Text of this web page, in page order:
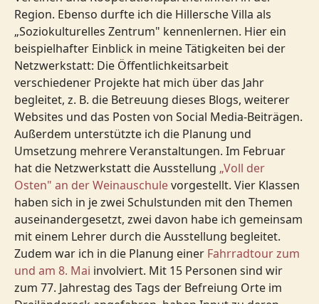
Region. Ebenso durfte ich die Hillersche Villa als
„Soziokulturelles Zentrum" kennenlernen. Hier ein
beispielhafter Einblick in meine Tätigkeiten bei der
Netzwerkstatt: Die Öffentlichkeitsarbeit
verschiedener Projekte hat mich über das Jahr
begleitet, z. B. die Betreuung dieses Blogs, weiterer
Websites und das Posten von Social Media-Beiträgen.
Außerdem unterstützte ich die Planung und
Umsetzung mehrere Veranstaltungen. Im Februar
hat die Netzwerkstatt die Ausstellung „Voll der
Osten" an der Weinauschulevorgestellt. Vier Klassen
haben sich in je zwei Schulstunden mit den Themen
auseinandergesetzt, zwei davon habe ich gemeinsam
mit einem Lehrer durch die Ausstellung begleitet.
Zudem war ich in die Planung einer Fahrradtour zum
und am 8. Mai involviert. Mit 15 Personen sind wir
zum 77. Jahrestag des Tags der Befreiung Orte im